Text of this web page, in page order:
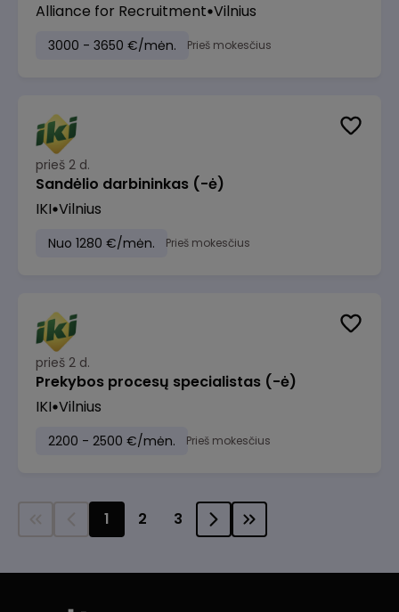
Alliance for Recruitment Vilnius
3000 - 3650 €/mėn. Prieš mokesčius
prieš 2 d.
Sandėlio darbininkas (-ė)
IKI Vilnius
Nuo 1280 €/mėn. Prieš mokesčius
prieš 2 d.
Prekybos procesų specialistas (-ė)
IKI Vilnius
2200 - 2500 €/mėn. Prieš mokesčius
1 2 3